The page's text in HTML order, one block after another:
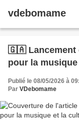
vdebomame
🇬🇦 Lancement
pour la
Publié le 08/05/2026 à
Par VDebomame